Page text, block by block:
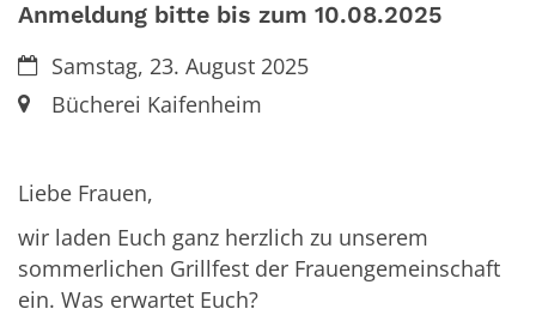
Anmeldung bitte bis zum 10.08.2025
Datum:Samstag, 23. August 2025
Ort:Bücherei Kaifenheim
Liebe Frauen,
wir laden Euch ganz herzlich zu unserem
sommerlichen Grillfest der Frauengemeinschaft
ein. Was erwartet Euch?